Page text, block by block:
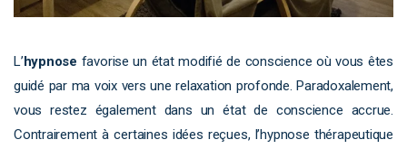
L’hypnose favorise un état modifié de conscience où vous êtes
guidé par ma voix vers une relaxation profonde. Paradoxalement,
vous restez également dans un état de conscience accrue.
Contrairement à certaines idées reçues, l’hypnose thérapeutique